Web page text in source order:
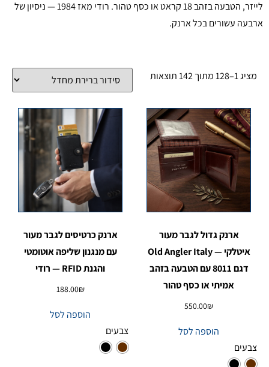
לייזר, הטבעה בזהב 18 קראט או כסף טהור. רודי מאז 1984 — ניסיון של
ארבעה עשורים בכל ארנק.
מציג 1–128 מתוך 142 תוצאות
ארנק גדול לגבר מעור
איטלקי — Old Angler Italy
דגם 8011 עם הטבעה בזהב
אמיתי או כסף טהור
550.00₪
הוספה לסל
צבעים
ארנק כרטיסים לגבר מעור
עם מנגנון שליפה אוטומטי
והגנת RFID — רודי
188.00₪
הוספה לסל
צבעים